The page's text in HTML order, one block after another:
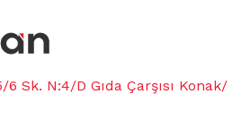
6 Sk. N:4/D Gıda Çarşısı Konak/